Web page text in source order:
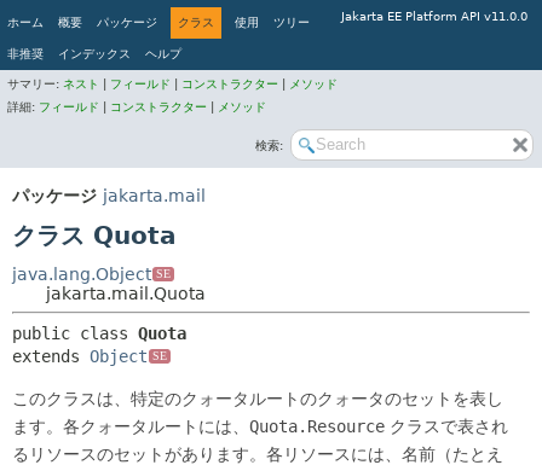
Jakarta EE Platform API v11.0.0
ホーム 概要 パッケージ クラス 使用 ツリー
非推奨 インデックス ヘルプ
サマリー: ネスト フィールド コンストラクター
メソッド
詳細: フィールド コンストラクター メソッド
検索:
パッケージ jakarta.mail
クラス Quota
java.lang.Object SE
jakarta.mail.Quota
public class Quota
extends Object SE
このクラスは、特定のクォータルートのクォータのセットを表し
ます。各クォータルートには、 Quota.Resource クラスで表され
るリソースのセットがあります。各リソースには、名前（たとえ